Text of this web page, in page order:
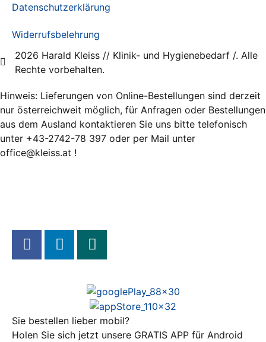
2026 Harald Kleiss // Klinik- und Hygienebedarf /. Alle
Rechte vorbehalten.
Hinweis: Lieferungen von Online-Bestellungen sind derzeit
nur österreichweit möglich, für Anfragen oder Bestellungen
aus dem Ausland kontaktieren Sie uns bitte telefonisch
unter +43-2742-78 397 oder per Mail unter
office@kleiss.at !
Datenschutzerklärung
Widerrufsbelehrung
Sie bestellen lieber mobil?
Holen Sie sich jetzt unsere GRATIS APP für Android